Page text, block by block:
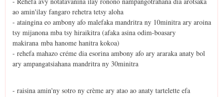
ao amin'ilay fangaro rehetra tetsy aloha
- ataingina eo ambony afo malefaka mandritra ny 10minitra ary aroina
tsy mijanona mba tsy hiraikitra (afaka asina odim-boasary
makirana mba hanome hanitra kokoa)
- rehefa mahazo créme dia esorina ambony afo ary araraka anaty bol
ary ampangatsiahana mandritra ny 30minitra
- raisina amin'ny sotro ny crème ary atao ao anaty tartelette efa